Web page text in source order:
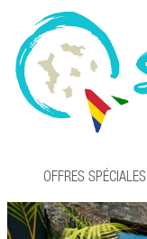
OFFRES SPÉCIALES